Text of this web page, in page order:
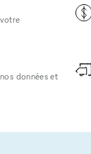
données et